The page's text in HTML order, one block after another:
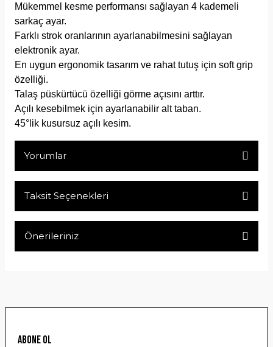
Mükemmel kesme performansı sağlayan 4 kademeli
sarkaç ayar.
Farklı strok oranlarının ayarlanabilmesini sağlayan
elektronik ayar.
En uygun ergonomik tasarım ve rahat tutuş için soft grip
özelliği.
Talaş püskürtücü özelliği görme açısını arttır.
Açılı kesebilmek için ayarlanabilir alt taban.
45°lik kusursuz açılı kesim.
Yorumlar
Taksit Seçenekleri
Önerileriniz
Ürün resmi kalitesiz, bozuk veya görüntülenemiyor.
ABONE OL